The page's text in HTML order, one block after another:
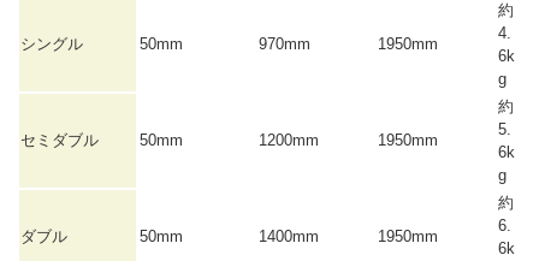
シングル 50mm 970mm 1950mm
約
4.
6k
g
セミダブル 50mm 1200mm 1950mm
約
5.
6k
g
ダブル 50mm 1400mm 1950mm
約
6.
6k